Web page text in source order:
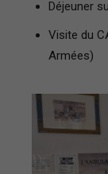
Déjeuner
Visite du
Armées)